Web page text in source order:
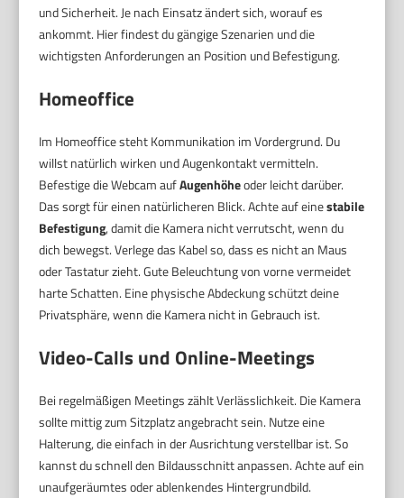
und Sicherheit. Je nach Einsatz ändert sich, worauf es
ankommt. Hier findest du gängige Szenarien und die
wichtigsten Anforderungen an Position und Befestigung.
Homeoffice
Im Homeoffice steht Kommunikation im Vordergrund. Du
willst natürlich wirken und Augenkontakt vermitteln.
Befestige die Webcam aufAugenhöheoder leicht darüber.
Das sorgt für einen natürlicheren Blick. Achte auf einestabile
Befestigung, damit die Kamera nicht verrutscht, wenn du
dich bewegst. Verlege das Kabel so, dass es nicht an Maus
oder Tastatur zieht. Gute Beleuchtung von vorne vermeidet
harte Schatten. Eine physische Abdeckung schützt deine
Privatsphäre, wenn die Kamera nicht in Gebrauch ist.
Video-Calls und Online-Meetings
Bei regelmäßigen Meetings zählt Verlässlichkeit. Die Kamera
sollte mittig zum Sitzplatz angebracht sein. Nutze eine
Halterung, die einfach in der Ausrichtung verstellbar ist. So
kannst du schnell den Bildausschnitt anpassen. Achte auf ein
unaufgeräumtes oder ablenkendes Hintergrundbild.